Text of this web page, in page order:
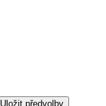
Uložit předvolby